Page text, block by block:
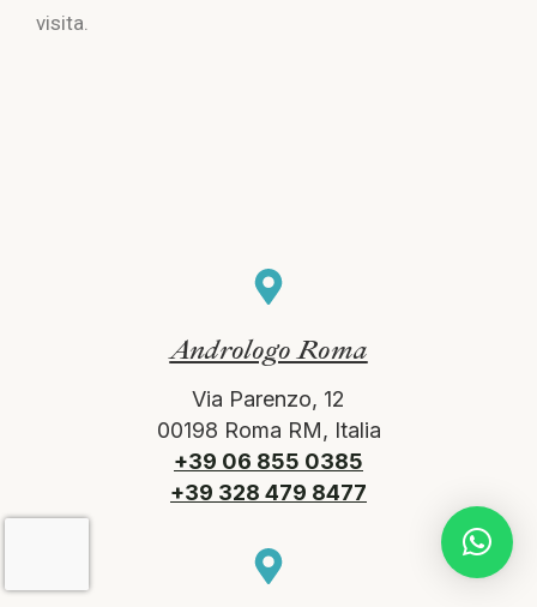
visita.
Andrologo Roma
Via Parenzo, 12
00198 Roma RM, Italia
+39 06 855 0385
+39 328 479 8477